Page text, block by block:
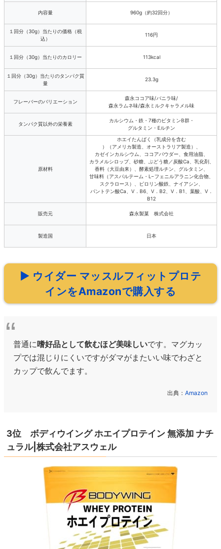
内容量 960g（約32回分）
１回分（30g）当たりの価格（税
込）
116円
１回分（30g）当たりのカロリー 113kcal
１回分（30g）当たりのタンパク質
量
23.3g
フレーバーのバリエーション
森永ココア味/バニラ味/
森永ラムネ味/森永ミルクキャラメル味
タンパク質以外の栄養素
カルシウム・鉄・7種のビタミンB群・
グルタミン・Eルチン
原材料
ホエイたんぱく（乳成分を含む
）（アメリカ製造、オーストラリア製造）、
カゼインカルシウム、ココアパウダー、食用油脂、
カラメルシロップ、砂糖、ぶどう糖／炭酸Ca、乳化剤、
香料（大豆由来）、酵素処理ルチン、グルタミン、
甘味料（アスパルテーム・L−フェニルアラニン化合物、
スクラロース）、ピロリン酸鉄、ナイアシン、
パントテン酸Ca、V．B6、V．B2、V．B1、葉酸、V．
B12
販売元 森永製菓 株式会社
製造国 日本
▶ ウイダー マッスルフィットプロテ
インをAmazonで購入する
普通に嗜好品として飲むほど美味しいです。マグカッ
プでは混じりにくいですがダマがまたいい味でわざと
カップで飲んでます。
出典： Amazon
3位 ボディウイング ホエイプロテイン 無添加 ナチ
ュラル|株式会社アスウェル